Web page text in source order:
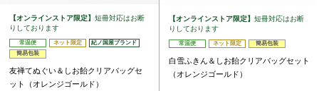
【オンラインストア限定】 短冊対応はお断
りしております
常温便 ネット限定
紀ノ国屋ブランド
簡易包装
友禅てぬぐい＆しお飴クリアバッグセ
ット（オレンジゴールド）
【オンラインストア限定】 短冊対応はお断
りしております
常温便 ネット限定 簡易包装
白雪ふきん＆しお飴クリアバッグセット
（オレンジゴールド）